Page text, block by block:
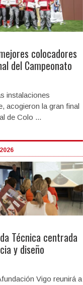
colocadores
del Campeonato
instalaciones
acogieron la gran final
de Colo ...
Técnica centrada
y diseño
Vigo reunirá a